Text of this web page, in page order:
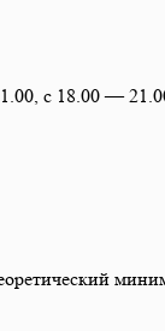
с 18.00 —